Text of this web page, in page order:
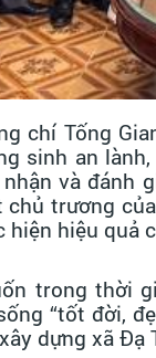
chí Tống
sinh an
và đánh
chủ trương
hiệu quả
trong thời
“tốt đời,
dựng xã